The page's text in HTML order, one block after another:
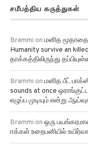
சமீபத்திய கருத்துகள்
Brammi on மனித
Humanity survive an
தாக்கத்திலிருந்து
Brammi on மனித பீட்
sounds at once
எழுப்ப முடியும் என்று
Brammi on ஒரு
ஈக்கள் உறைபனியில்